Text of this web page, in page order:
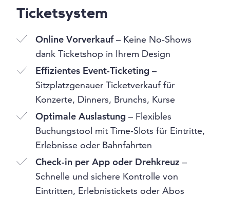
Ticketsystem
Online Vorverkauf– Keine No-Shows
dank Ticketshop in Ihrem Design
Effizientes Event-Ticketing –
Sitzplatzgenauer Ticketverkauf für
Konzerte, Dinners, Brunchs, Kurse
Optimale Auslastung – Flexibles
Buchungstool mit Time-Slots für Eintritte,
Erlebnisse oder Bahnfahrten
Check-in per App oder Drehkreuz –
Schnelle und sichere Kontrolle von
Eintritten, Erlebnistickets oder Abos